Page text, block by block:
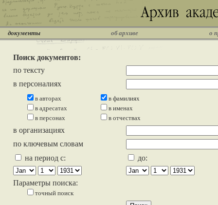
документы об архиве о
Поиск документов:
по тексту
в персоналиях
в авторах
в адресатах
в персонах
в фамилиях
в именах
в отчествах
в организациях
по ключевым словам
на период с:
до:
Параметры поиска:
точный поиск